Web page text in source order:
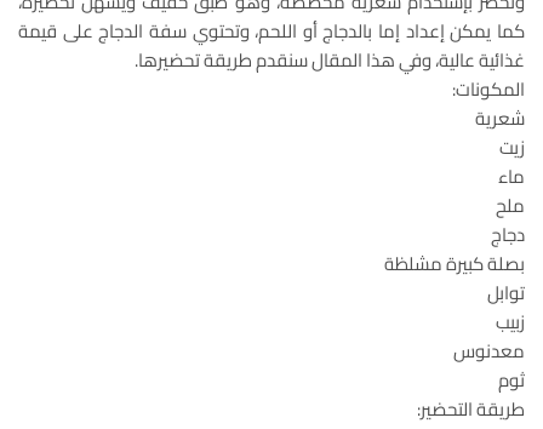
كما يمكن إعداد إما بالدجاج أو اللحم، وتحتوي سفة الدجاج على قيمة
غذائية عالية، وفي هذا المقال سنقدم طريقة تحضيرها.
المكونات:
شعرية
زيت
ماء
ملح
دجاج
بصلة كبيرة مشلظة
توابل
زبيب
معدنوس
ثوم
طريقة التحضير: